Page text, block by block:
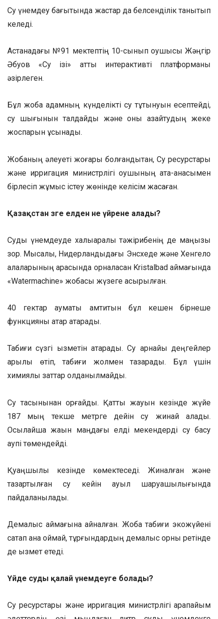
Су үнемдеу бағытында жастар да белсенділік танытып
келеді.
Астанадағы №91 мектептің 10-сынып оқушысы Жәңгір
Әбуов «Су ізі» атты интерактивті платформаны
әзірлеген.
Бұл жоба адамның күнделікті су тұтынуын есептейді,
су шығынын талдайды және оны азайтудың жеке
жоспарын ұсынады.
Жобаның әлеуеті жоғары болғандықтан, Су ресурстары
және ирригация министрлігі оқушының ата-анасымен
бірлесіп жұмыс істеу жөнінде келісім жасаған.
Қазақстан өзге елден не үйрене алады?
Суды үнемдеуде халықаралық тәжірибенің де маңызы
зор. Мысалы, Нидерландыдағы Энсхеде және Хенгело
қалаларының арасында орналасқан Kristalbad аймағында
«Watermachine» жобасы жүзеге асырылған.
40 гектар аумақты қамтитын бұл кешен бірнеше
функцияны қатар атқарады.
Табиғи сүзгі қызметін атқарады. Су арнайы деңгейлер
арқылы өтіп, табиғи жолмен тазарады. Бұл үшін
химиялық заттар қолданылмайды.
Су тасқынынан қорғайды. Қатты жауын кезінде жүйе
187 мың текше метрге дейін су жинай алады.
Осылайша жақын маңдағы елді мекендерді су басу
қаупі төмендейді.
Қуаңшылық кезінде көмектеседі. Жиналған және
тазартылған су кейін ауыл шаруашылығында
пайдаланылады.
Демалыс аймағына айналған. Жоба табиғи экожүйені
сақтап қана қоймай, тұрғындардың демалыс орны ретінде
де қызмет етеді.
Үйде суды қалай үнемдеуге болады?
Су ресурстары және ирригация министрлігі қарапайым